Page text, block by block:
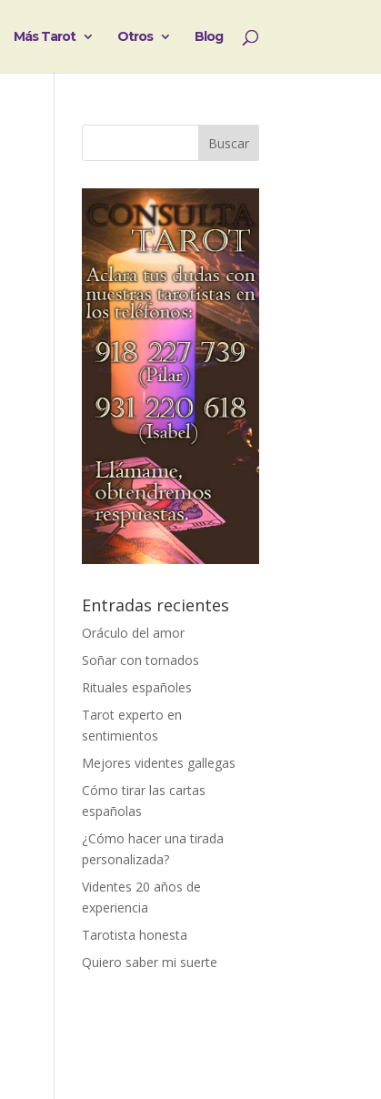
Más Tarot Otros Blog
Entradas recientes
Oráculo del amor
Soñar con tornados
Rituales españoles
Tarot experto en
sentimientos
Mejores videntes gallegas
Cómo tirar las cartas
españolas
¿Cómo hacer una tirada
personalizada?
Videntes 20 años de
experiencia
Tarotista honesta
Quiero saber mi suerte